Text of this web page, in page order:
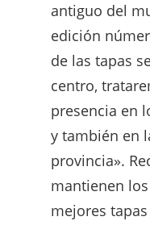
antiguo del
edición
de las tapas
centro,
presencia en
y también en
provincia».
mantienen
mejores